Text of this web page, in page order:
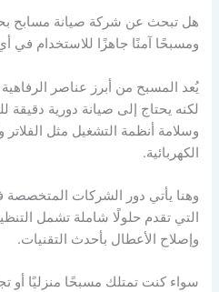
هل تبحث عن شركة صيانة مسابح
ومسبحًا آمنًا جاهزًا للاستخدام في
يُعد المسبح من أبرز عناصر
لكنه يحتاج إلى صيانة دورية دقيقة
وسلامة أنظمة التشغيل مثل
الكهربائية.
وهنا يأتي دور الشركات المتخصصة
التي تقدم حلولًا شاملة تشمل
وإصلاح الأعطال بأحدث التقنيات.
سواء كنت تمتلك مسبحًا منزليًا أو